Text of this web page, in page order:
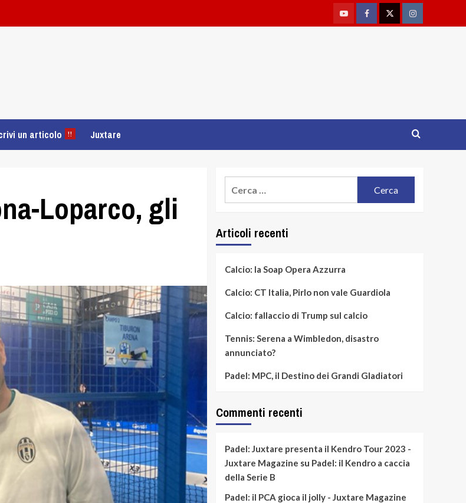
YoutubeFacebookTwitterInstagram
un articolo !! Juxtare
Loparco, gli
Articoli recenti
Calcio: la Soap Opera Azzurra
Calcio: CT Italia, Pirlo non vale Guardiola
Calcio: fallaccio di Trump sul calcio
Tennis: Serena a Wimbledon, disastro
annunciato?
Padel: MPC, il Destino dei Grandi Gladiatori
Commenti recenti
Padel: Juxtare presenta il Kendro Tour 2023 -
Juxtare Magazine su Padel: il Kendro a caccia
della Serie B
Padel: il PCA gioca il jolly - Juxtare Magazine